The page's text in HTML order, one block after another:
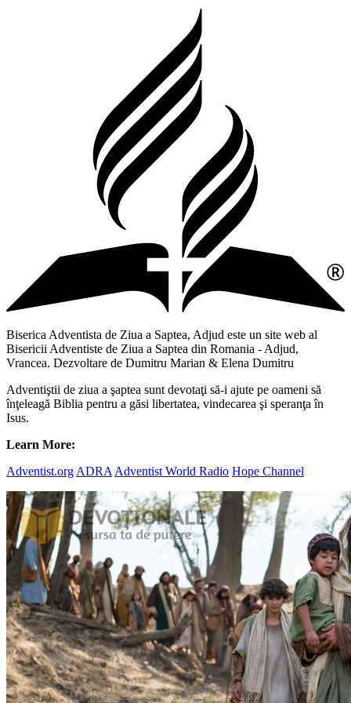
Biserica Adventista de Ziua a Saptea, Adjud este un site web al
Bisericii Adventiste de Ziua a Saptea din Romania - Adjud,
Vrancea. Dezvoltare de Dumitru Marian & Elena Dumitru
Adventiştii de ziua a şaptea sunt devotaţi să-i ajute pe oameni să
înţeleagă Biblia pentru a găsi libertatea, vindecarea şi speranţa în
Isus.
Learn More:
Adventist.org ADRA Adventist World Radio Hope Channel